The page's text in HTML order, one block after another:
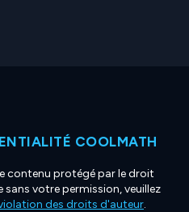
COOLMATH
contenu protégé par le droit
votre permission, veuillez
des droits d'auteur.